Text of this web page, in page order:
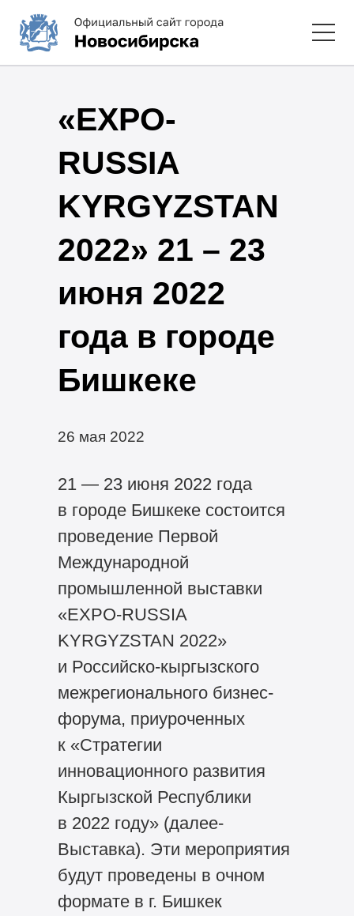
«EXPO-
RUSSIA
KYRGYZSTAN
2022» 21 – 23
июня 2022
года в городе
Бишкеке
26 мая 2022
21 — 23 июня 2022 года
в городе Бишкеке состоится
проведение Первой
Международной
промышленной выставки
«EXPO-RUSSIA
KYRGYZSTAN 2022»
и Российско-кыргызского
межрегионального бизнес-
форума, приуроченных
к «Стратегии
инновационного развития
Кыргызской Республики
в 2022 году» (далее-
Выставка). Эти мероприятия
будут проведены в очном
формате в г. Бишкек